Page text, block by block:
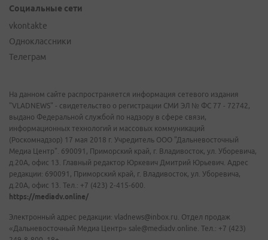
Социальные сети
vkontakte
Одноклассники
Телеграм
На данном сайте распространяется информация сетевого издания
"VLADNEWS" - свидетельство о регистрации СМИ ЭЛ № ФС 77 - 72742,
выдано Федеральной службой по надзору в сфере связи,
информационных технологий и массовых коммуникаций
(Роскомнадзор) 17 мая 2018 г. Учредитель ООО "Дальневосточный
Медиа Центр". 690091, Приморский край, г. Владивосток, ул. Уборевича,
д.20А, офис 13. Главный редактор Юркевич Дмитрий Юрьевич. Адрес
редакции: 690091, Приморский край, г. Владивосток, ул. Уборевича,
д.20А, офис 13. Тел.: +7 (423) 2-415-600.
https://mediadv.online/
Электронный адрес редакции: vladnews@inbox.ru. Отдел продаж
«Дальневосточный Медиа Центр» sale@mediadv.online. Тел.: +7 (423)